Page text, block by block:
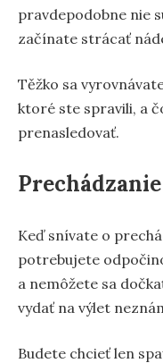
pravdepodobne nie
začínate strácať
Těžko sa
ktoré ste spravili, a
prenasledovať.
Keď snívate o
potrebujete
a nemôžete sa
vydať na výlet
Budete chcieť len